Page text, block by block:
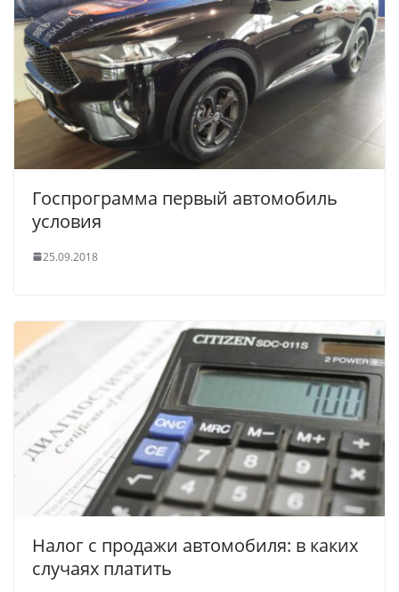
Госпрограмма первый автомобиль
условия
25.09.2018
Налог с продажи автомобиля: в каких
случаях платить